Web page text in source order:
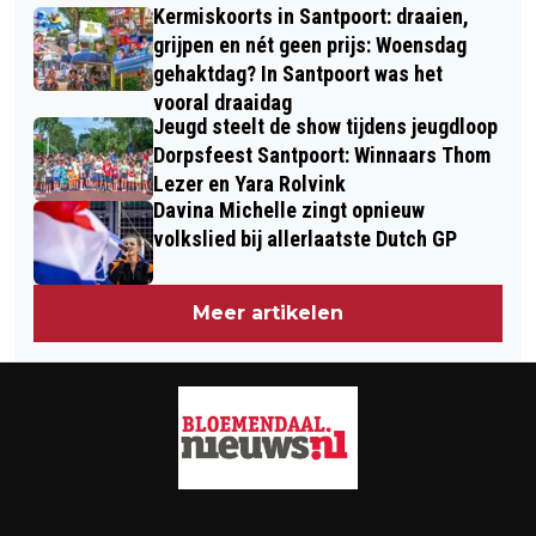
SPORTIEF LICHTSPEKTAKEL
IN DORPSKERK BLOEMENDAAL
Kermiskoorts in Santpoort: draaien,
grijpen en nét geen prijs: Woensdag
gehaktdag? In Santpoort was het
vooral draaidag
Jeugd steelt de show tijdens jeugdloop
Dorpsfeest Santpoort: Winnaars Thom
Lezer en Yara Rolvink
Davina Michelle zingt opnieuw
volkslied bij allerlaatste Dutch GP
Meer artikelen